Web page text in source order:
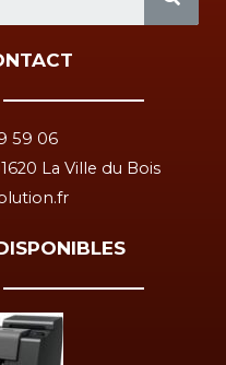
59 06
La Ville du Bois